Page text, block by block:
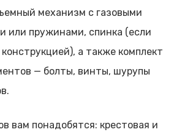
механизм с газовыми
или пружинами, спинка (если
а также комплект
— болты, винты, шурупы
вам понадобятся: крестовая и